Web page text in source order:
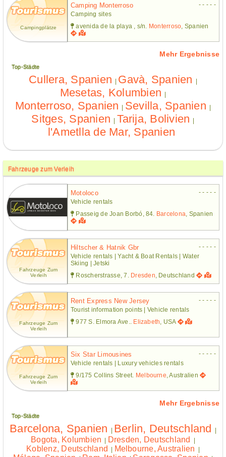
Campingplätze
Camping Monterroso
- - - - -
Camping sites
avenida de la playa , s/n. Monterroso , Spanien
Mehr Ergebnisse
Top-Städte
Cullera, Spanien | Gavà, Spanien |
Mesetas, Kolumbien |
Monterroso, Spanien | Sevilla, Spanien |
Sitges, Spanien | Tarija, Bolivien |
l'Ametlla de Mar, Spanien
Fahrzeuge zum Verleih
Motoloco
- - - - -
Vehicle rentals
Passeig de Joan Borbó, 84. Barcelona , Spanien
Fahrzeuge Zum
Verleih
Hiltscher & Hatnik Gbr
- - - - -
Vehicle rentals | Yacht & Boat Rentals | Water
Skiing | Jetski
Roscherstrasse, 7. Dresden , Deutschland
Fahrzeuge Zum
Verleih
Rent Express New Jersey
- - - - -
Tourist information points | Vehicle rentals
977 S. Elmora Ave.. Elizabeth , USA
Fahrzeuge Zum
Verleih
Six Star Limousines
- - - - -
Vehicle rentals | Luxury vehicles rentals
9/175 Collins Street. Melbourne , Australien
Mehr Ergebnisse
Top-Städte
Barcelona, Spanien | Berlin, Deutschland |
Bogota, Kolumbien | Dresden, Deutschland |
Koblenz, Deutschland | Melbourne, Australien |